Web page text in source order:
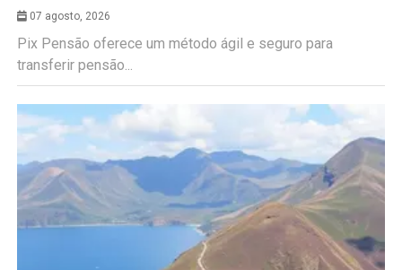
07 agosto, 2026
Pix Pensão oferece um método ágil e seguro para
transferir pensão...